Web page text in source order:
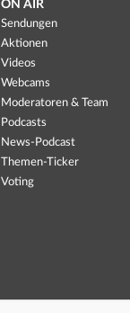
ON AIR
Sendungen
Aktionen
Videos
Webcams
Moderatoren & Team
Podcasts
News-Podcast
Themen-Ticker
Voting